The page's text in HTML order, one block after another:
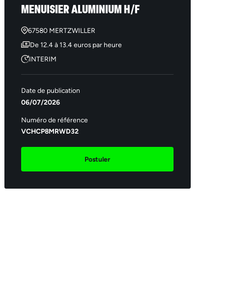
MENUISIER ALUMINIUM H/F
67580 MERTZWILLER
De 12.4 à 13.4 euros par heure
INTERIM
Date de publication
06/07/2026
Numéro de référence
VCHCP8MRWD32
Postuler